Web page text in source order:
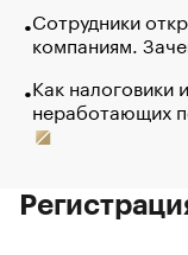
Сотрудники
компаниям.
Как налоговики
неработающих